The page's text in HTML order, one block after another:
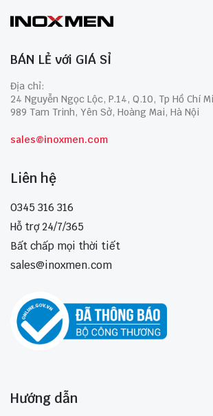
BÁN LẺ với GIÁ SỈ
Địa chỉ:
24 Nguyễn Ngọc Lộc, P.14, Q.10, Tp Hồ Chí
989 Tam Trinh, Yên Sở, Hoàng Mai, Hà Nội
sales@inoxmen.com
Liên hệ
0345 316 316
Hỗ trợ 24/7/365
Bất chấp mọi thời tiết
sales@inoxmen.com
Hướng dẫn